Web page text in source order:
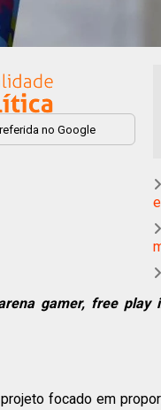
no Google
gamer, free play
focado em